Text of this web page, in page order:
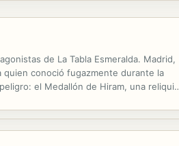
de La Tabla Esmeralda. Madrid,
quien conoció fugazmente durante la
el Medallón de Hiram, una reliquia